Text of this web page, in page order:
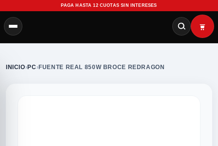
PAGA HASTA 12 CUOTAS SIN INTERESES
INICIO›PC›FUENTE REAL 850W BROCE REDRAGON